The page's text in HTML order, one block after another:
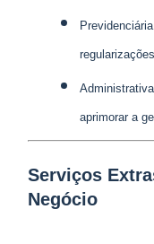
aprimorar a
Serviços
Negócio